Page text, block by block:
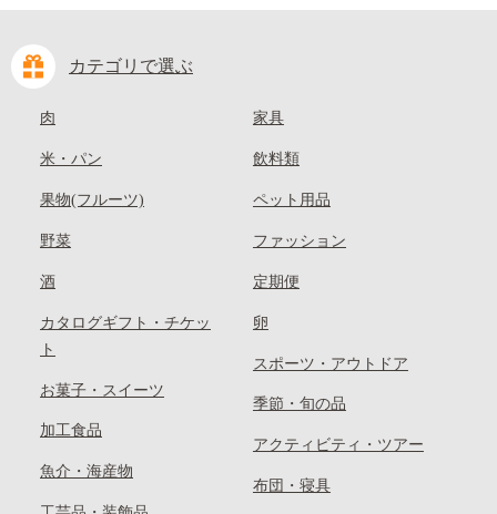
カテゴリで選ぶ
肉
米・パン
果物(フルーツ)
野菜
酒
カタログギフト・チケッ
ト
お菓子・スイーツ
加工食品
魚介・海産物
家具
飲料類
ペット用品
ファッション
定期便
卵
スポーツ・アウトドア
季節・旬の品
アクティビティ・ツアー
布団・寝具